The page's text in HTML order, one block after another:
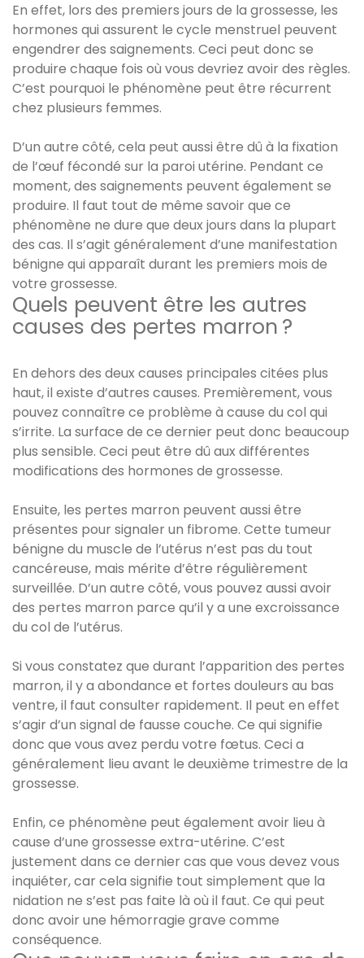
En effet, lors des premiers jours de la grossesse, les
hormones qui assurent le cycle menstruel peuvent
engendrer des saignements. Ceci peut donc se
produire chaque fois où vous devriez avoir des règles.
C’est pourquoi le phénomène peut être récurrent
chez plusieurs femmes.
D’un autre côté, cela peut aussi être dû à la fixation
de l’œuf fécondé sur la paroi utérine. Pendant ce
moment, des saignements peuvent également se
produire. Il faut tout de même savoir que ce
phénomène ne dure que deux jours dans la plupart
des cas. Il s’agit généralement d’une manifestation
bénigne qui apparaît durant les premiers mois de
votre grossesse.
Quels peuvent être les autres
causes des pertes marron ?
En dehors des deux causes principales citées plus
haut, il existe d’autres causes. Premièrement, vous
pouvez connaître ce problème à cause du col qui
s’irrite. La surface de ce dernier peut donc beaucoup
plus sensible. Ceci peut être dû aux différentes
modifications des hormones de grossesse.
Ensuite, les pertes marron peuvent aussi être
présentes pour signaler un fibrome. Cette tumeur
bénigne du muscle de l’utérus n’est pas du tout
cancéreuse, mais mérite d’être régulièrement
surveillée. D’un autre côté, vous pouvez aussi avoir
des pertes marron parce qu’il y a une excroissance
du col de l’utérus.
Si vous constatez que durant l’apparition des pertes
marron, il y a abondance et fortes douleurs au bas
ventre, il faut consulter rapidement. Il peut en effet
s’agir d’un signal de fausse couche. Ce qui signifie
donc que vous avez perdu votre fœtus. Ceci a
généralement lieu avant le deuxième trimestre de la
grossesse.
Enfin, ce phénomène peut également avoir lieu à
cause d’une grossesse extra-utérine. C’est
justement dans ce dernier cas que vous devez vous
inquiéter, car cela signifie tout simplement que la
nidation ne s’est pas faite là où il faut. Ce qui peut
donc avoir une hémorragie grave comme
conséquence.